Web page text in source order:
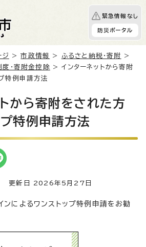
緊急情報なし
防災ポータル
ジ >市政情報 > ふるさと納税・寄附
>
度・寄附金控除 > インターネットから寄附
特例申請方法
から寄附をされた方
特例申請方法
更新日 2026年5月27日
ンによるワンストップ特例申請をお勧